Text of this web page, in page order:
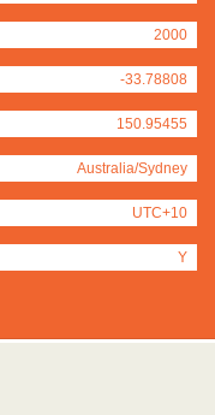
2000
-33.78808
150.95455
Australia/Sydney
UTC+10
Y